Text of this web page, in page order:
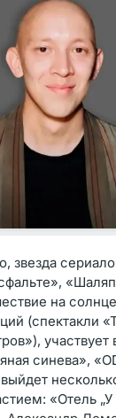
звезда
на
(спектакли
участвует
синева»,
«Отель